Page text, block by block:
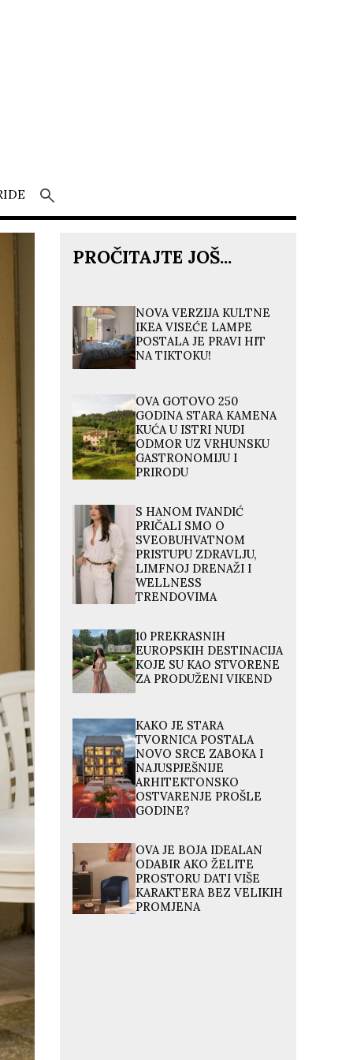
PROČITAJTE JOŠ...
NOVA VERZIJA KULTNE
IKEA VISEĆE LAMPE
POSTALA JE PRAVI HIT
NA TIKTOKU!
OVA GOTOVO 250
GODINA STARA KAMENA
KUĆA U ISTRI NUDI
ODMOR UZ VRHUNSKU
GASTRONOMIJU I
PRIRODU
S HANOM IVANDIĆ
PRIČALI SMO O
SVEOBUHVATNOM
PRISTUPU ZDRAVLJU,
LIMFNOJ DRENAŽI I
WELLNESS
TRENDOVIMA
10 PREKRASNIH
EUROPSKIH DESTINACIJA
KOJE SU KAO STVORENE
ZA PRODUŽENI VIKEND
KAKO JE STARA
TVORNICA POSTALA
NOVO SRCE ZABOKA I
NAJUSPJEŠNIJE
ARHITEKTONSKO
OSTVARENJE PROŠLE
GODINE?
OVA JE BOJA IDEALAN
ODABIR AKO ŽELITE
PROSTORU DATI VIŠE
KARAKTERA BEZ VELIKIH
PROMJENA